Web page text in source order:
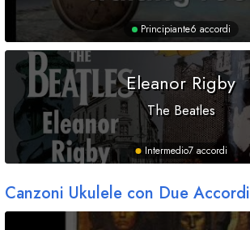
Principiante6 accordi
Eleanor Rigby
The Beatles
Intermedio7 accordi
Canzoni Ukulele con Due Accordi